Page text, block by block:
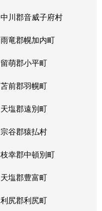
中川郡音威子府村
雨竜郡幌加内町
留萌郡小平町
苫前郡羽幌町
天塩郡遠別町
宗谷郡猿払村
枝幸郡中頓別町
天塩郡豊富町
利尻郡利尻町